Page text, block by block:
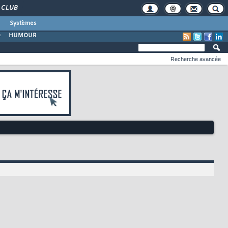
CLUB
Systèmes
HUMOUR
Recherche avancée